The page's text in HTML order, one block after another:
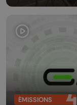
ÉMISSIONS